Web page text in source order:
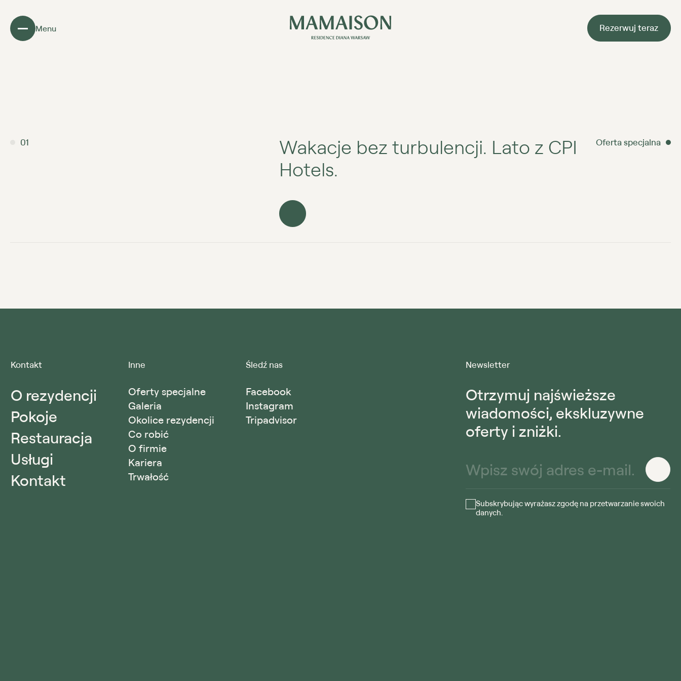
01
Wakacje bez turbulencji. Lato z CPI
Hotels.
Oferta specjalna
Kontakt
O rezydencji
Pokoje
Restauracja
Usługi
Kontakt
Inne
Oferty specjalne
Galeria
Okolice rezydencji
Co robić
O firmie
Kariera
Trwałość
Śledź nas
Facebook
Instagram
Tripadvisor
Newsletter
Otrzymuj najświeższe
wiadomości, ekskluzywne
oferty i zniżki.
Subskrybując wyrażasz zgodę na przetwarzanie swoich
danych.
Menu Rezerwuj teraz